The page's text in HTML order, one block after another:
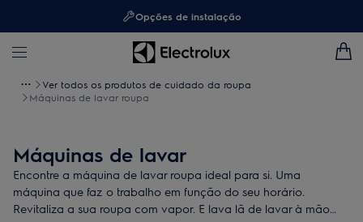
Opções de instalação
Ver todos os produtos de cuidado da roupa
Máquinas de lavar roupa
Máquinas de lavar
Encontre a máquina de lavar roupa ideal para si. Uma
máquina que faz o trabalho em função do seu horário.
Revitaliza a sua roupa com vapor. E lava lã de lavar à mão